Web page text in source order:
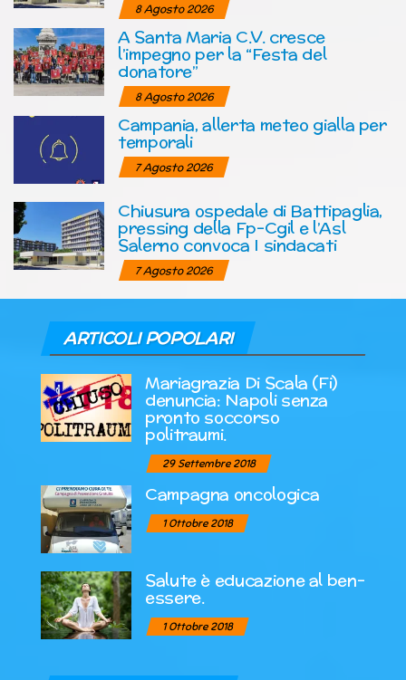
8 Agosto 2026
A Santa Maria C.V. cresce
l’impegno per la “Festa del
donatore”
8 Agosto 2026
Campania, allerta meteo gialla per
temporali
7 Agosto 2026
Chiusura ospedale di Battipaglia,
pressing della Fp-Cgil e l’Asl
Salerno convoca I sindacati
7 Agosto 2026
ARTICOLI POPOLARI
Mariagrazia Di Scala (Fi)
denuncia: Napoli senza
pronto soccorso
politraumi.
29 Settembre 2018
Campagna oncologica
1 Ottobre 2018
Salute è educazione al ben-
essere.
1 Ottobre 2018